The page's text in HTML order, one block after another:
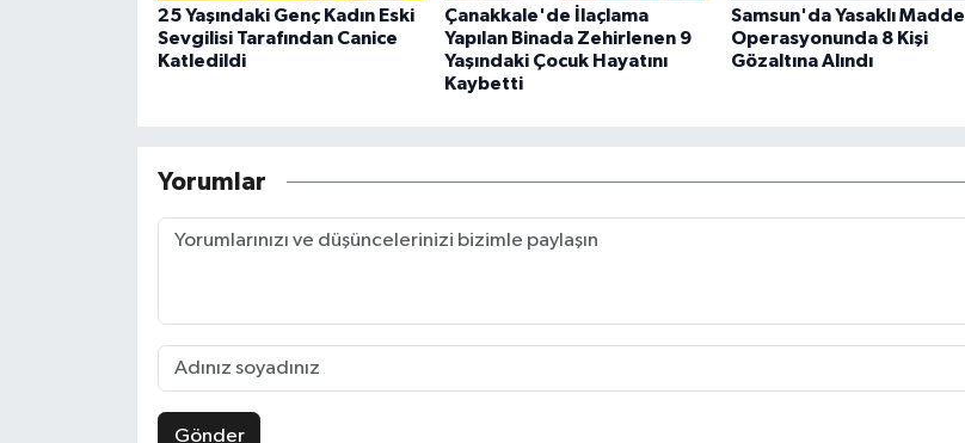
25 Yaşındaki Genç Kadın Eski
Sevgilisi Tarafından Canice
Katledildi
Çanakkale'de İlaçlama
Yapılan Binada Zehirlenen 9
Yaşındaki Çocuk Hayatını
Kaybetti
Samsun'da Yasaklı Madde
Operasyonunda 8 Kişi
Gözaltına Alındı
Yorumlar
Gönder